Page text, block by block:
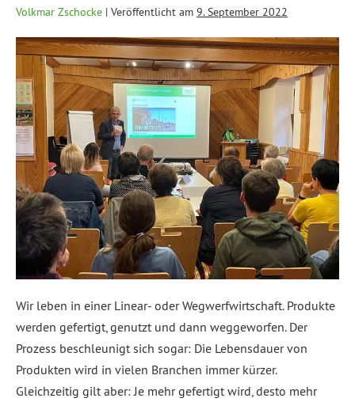
Volkmar Zschocke | Veröffentlicht am 9. September 2022
Wir leben in einer Linear- oder Wegwerfwirtschaft. Produkte
werden gefertigt, genutzt und dann weggeworfen. Der
Prozess beschleunigt sich sogar: Die Lebensdauer von
Produkten wird in vielen Branchen immer kürzer.
Gleichzeitig gilt aber: Je mehr gefertigt wird, desto mehr